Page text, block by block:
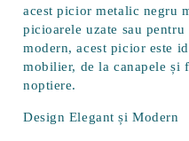
acest picior metalic negru
picioarele uzate sau
modern, acest picior este
mobilier, de la canapele și
noptiere.
Design Elegant și Modern